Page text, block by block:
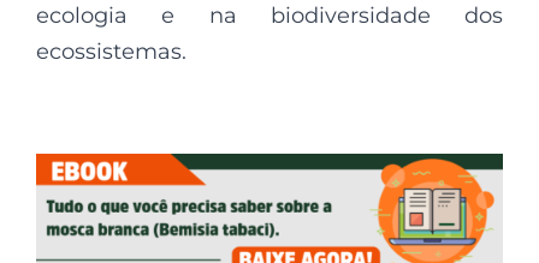
ecologia e na biodiversidade dos
ecossistemas.